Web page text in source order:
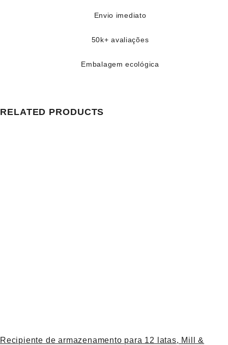
Envio imediato
50k+ avaliações
Embalagem ecológica
RELATED PRODUCTS
Recipiente de armazenamento para 12 latas, Mill &